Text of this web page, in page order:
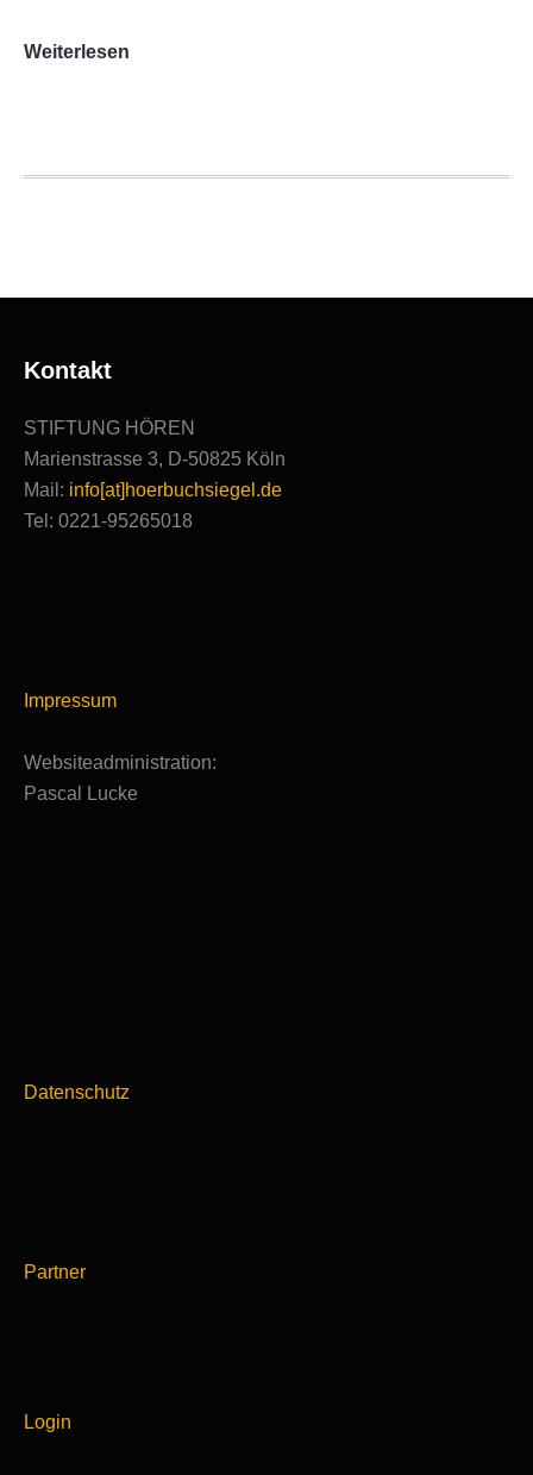
Weiterlesen
Ausgezeichnete
Kontakt
STIFTUNG HÖREN
Marienstrasse 3, D-50825 Köln
Mail: info[at]hoerbuchsiegel.de
Tel: 0221-95265018
Impressum
Websiteadministration:
Pascal Lucke
Datenschutz
Partner
Login